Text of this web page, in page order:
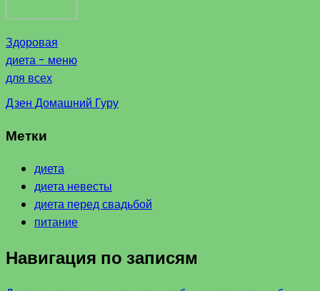
Здоровая
диета - меню
для всех
Дзен Домашний Гуру
Метки
диета
диета невесты
диета перед свадьбой
питание
Навигация по записям